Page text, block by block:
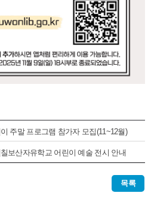
주말 프로그램 참가자 모집(11~12월)
보산자유학교 어린이 예술 전시 안내
목록